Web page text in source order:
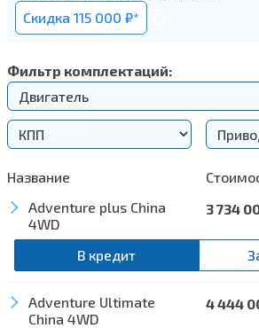
Cкидка 115 000 ₽*
Фильтр комплектаций:
Название
Adventure plus China
4WD
3 734
В кредит
Adventure Ultimate
China 4WD
4 444